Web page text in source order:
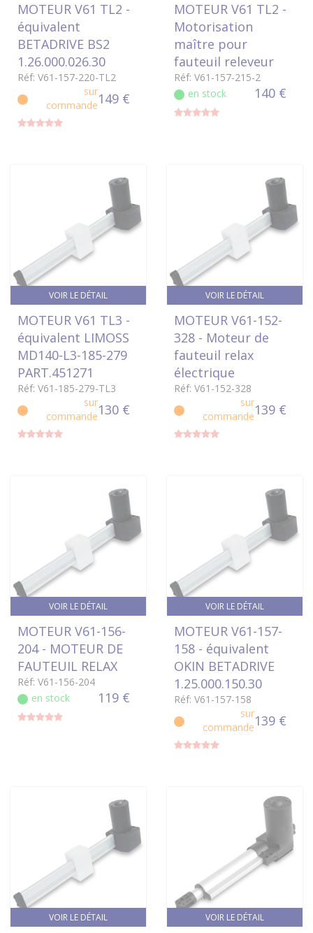
MOTEUR V61 TL2 -
équivalent
BETADRIVE BS2
1.26.000.026.30
Réf: V61-157-220-TL2
sur
commande149 €
MOTEUR V61 TL2 -
Motorisation
maître pour
fauteuil releveur
Réf: V61-157-215-2
en stock
140 €
VOIR LE DÉTAIL
MOTEUR V61 TL3 -
équivalent LIMOSS
MD140-L3-185-279
PART.451271
Réf: V61-185-279-TL3
sur
commande130 €
VOIR LE DÉTAIL
MOTEUR V61-152-
328 - Moteur de
fauteuil relax
électrique
Réf: V61-152-328
sur
commande139 €
VOIR LE DÉTAIL
MOTEUR V61-156-
204 - MOTEUR DE
FAUTEUIL RELAX
Réf: V61-156-204
en stock
119 €
VOIR LE DÉTAIL
MOTEUR V61-157-
158 - équivalent
OKIN BETADRIVE
1.25.000.150.30
Réf: V61-157-158
sur
commande139 €
VOIR LE DÉTAIL VOIR LE DÉTAIL